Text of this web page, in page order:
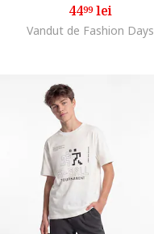
4499lei
Vandut de Fashion Days